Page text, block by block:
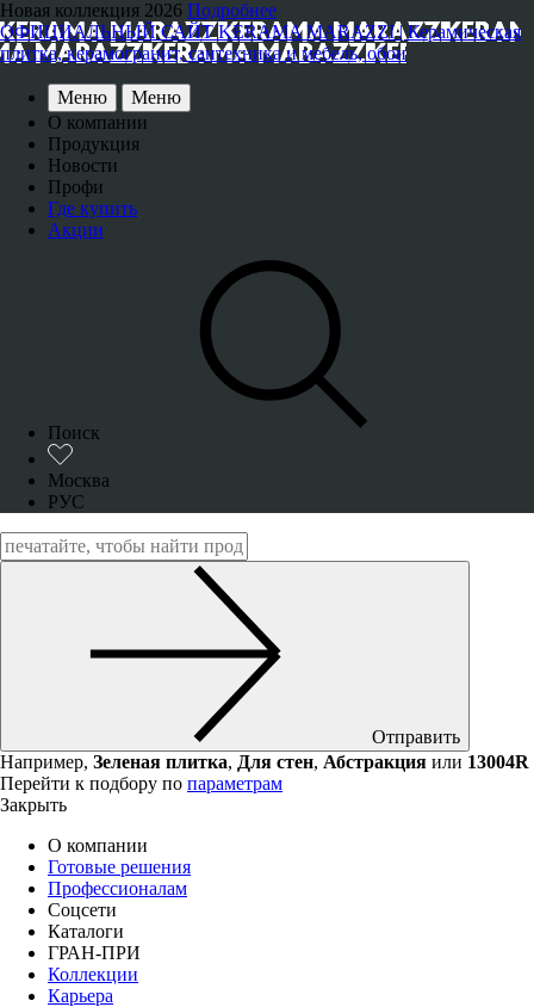
Новая коллекция 2026 Подробнее
ОФИЦИАЛЬНЫЙ САЙТ KERAMA MARAZZI | Керамическая
плитка, керамогранит, сантехника и мебель, обои
Меню
Меню
О компании
Продукция
Новости
Профи
Где купить
Акции
Поиск
Москва
РУС
Отправить
Например, Зеленая плитка, Для стен, Абстракция или 13004R
Перейти к подбору по параметрам
Закрыть
О компании
Готовые решения
Профессионалам
Соцсети
Каталоги
ГРАН-ПРИ
Коллекции
Карьера